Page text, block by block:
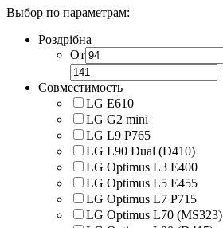
Выбор по параметрам:
Роздрібна
От
Совместимость
LG E610
LG G2 mini
LG L9 P765
LG L90 Dual (D410)
LG Optimus L3 E400
LG Optimus L5 E455
LG Optimus L7 P715
LG Optimus L70 (MS323)